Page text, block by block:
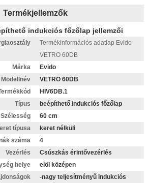
Termékjellemzők
indukciós főzőlap jellemzői
Termékinformációs adatlap Evido
VETRO 60DB
Márka
Evido
Modellnév
VETRO 60DB
HIV6DB.1
Típus
beépíthető indukciós főzőlap
Szélesség
60 cm
típusa
keret nélküli
száma
4
Vezérlés
Csúszkás érintővezérlés
helye
elöl középen
-nagy teljesítményű indukciós